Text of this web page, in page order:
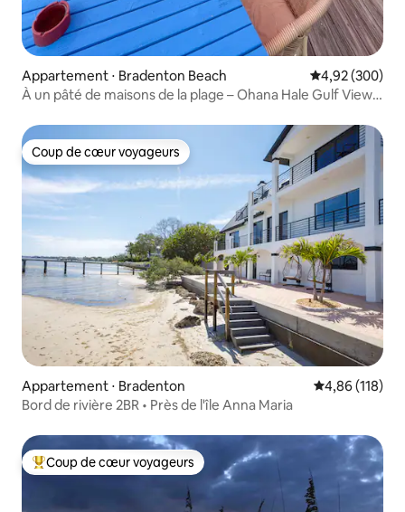
Appartement ⋅ Bradenton Beach Évaluation
4,92 (300)
À un pâté de maisons de la plage – Ohana Hale Gulf View
Coup de cœur voyageurs
Coup de cœur voyageurs
Appartement ⋅ Bradenton Évaluation
4,86 (118)
Bord de rivière 2BR • Près de l'île Anna Maria
Coups de cœur voyageurs les plus appréciés
Coup de cœur voyageurs